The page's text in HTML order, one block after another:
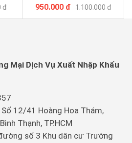
đ 950.000 đ 1.100.000 đ
Mại Dịch Vụ Xuất Nhập Khẩu
Số 12/41 Hoàng Hoa Thám,
Thạnh, TP.HCM
số 3 Khu dân cư Trường